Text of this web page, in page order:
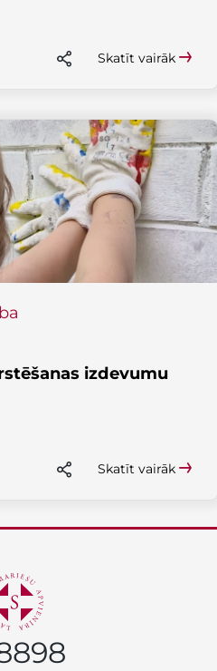
Skatīt vairāk
izdevumu
Skatīt vairāk